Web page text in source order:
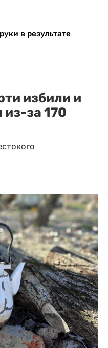
в результате
избили и
из-за 170